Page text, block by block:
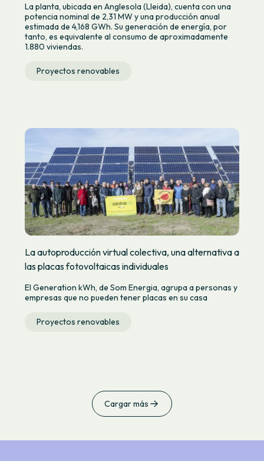
La planta, ubicada en Anglesola (Lleida), cuenta con una
potencia nominal de 2,31 MW y una producción anual
estimada de 4,168 GWh. Su generación de energía, por
tanto, es equivalente al consumo de aproximadamente
1.880 viviendas.
Proyectos renovables
La autoproducción virtual colectiva, una alternativa a
las placas fotovoltaicas individuales
El Generation kWh, de Som Energia, agrupa a personas y
empresas que no pueden tener placas en su casa
Proyectos renovables
Cargar más